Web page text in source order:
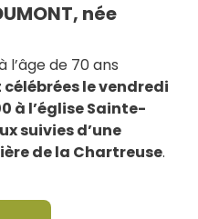
née
l’âge de 70 ans
célébréeslevendredi
à l’église Sainte-
suivies d’une
de la Chartreuse.